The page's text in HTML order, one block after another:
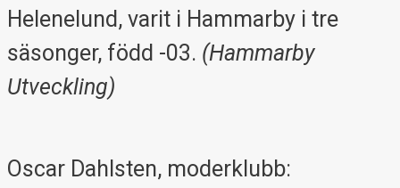
Helenelund, varit i Hammarby i tre
säsonger, född -03. (Hammarby
Utveckling)
Oscar Dahlsten, moderklubb: